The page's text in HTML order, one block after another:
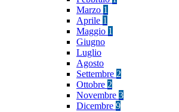
Marzo 1
Aprile 1
Maggio 1
Giugno
Luglio
Agosto
Settembre 2
Ottobre 2
Novembre 3
Dicembre 9